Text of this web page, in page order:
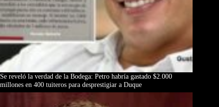
Se reveló la verdad de la Bodega: Petro habría gastado $2.000
millones en 400 tuiteros para desprestigiar a Duque